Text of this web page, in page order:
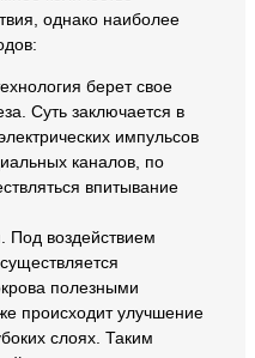
однако наиболее
берет свое
Суть заключается в
импульсов
каналов, по
впитывание
Под воздействием
полезными
происходит улучшение
слоях. Таким